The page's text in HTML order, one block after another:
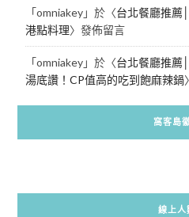
「omniakey」於〈台北餐廳推薦
港點料理〉發佈留言
「omniakey」於〈台北餐廳推薦
湯底讚！CP值高的吃到飽麻辣鍋
窩客島
線上人